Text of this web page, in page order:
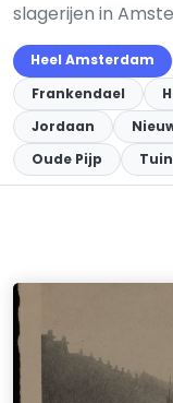
slagerijen in
Heel Amsterdam
Frankendael
Jordaan
Oude Pijp